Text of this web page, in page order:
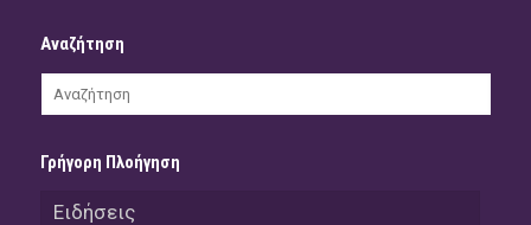
Αναζήτηση
Γρήγορη Πλοήγηση
Ειδήσεις